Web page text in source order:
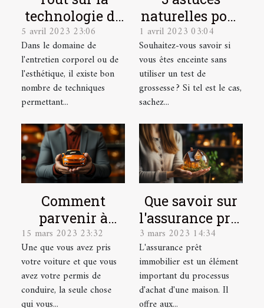
technologie de
l'Hydrafacial
5 avril 2023 23:06
Dans le domaine de
l'entretien corporel ou de
l'esthétique, il existe bon
nombre de techniques
permettant...
naturelles pour
détecter une
grossesse
1 avril 2023 03:04
Souhaitez-vous savoir si
vous êtes enceinte sans
utiliser un test de
grossesse ? Si tel est le cas,
sachez...
Comment
parvenir à
dénicher une
bonne
assurance auto
?
15 mars 2023 23:32
Une que vous avez pris
votre voiture et que vous
avez votre permis de
conduire, la seule chose
qui vous...
Que savoir sur
l'assurance prêt
immobilier ?
3 mars 2023 14:34
L'assurance prêt
immobilier est un élément
important du processus
d'achat d'une maison. Il
offre aux...